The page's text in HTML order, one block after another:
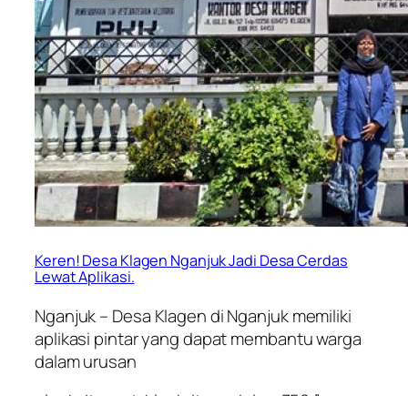
Keren! Desa Klagen Nganjuk Jadi Desa Cerdas
Lewat Aplikasi.
Nganjuk – Desa Klagen di Nganjuk memiliki
aplikasi pintar yang dapat membantu warga
dalam urusan